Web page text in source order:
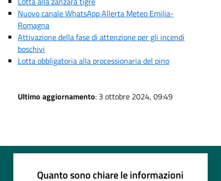
Nuovo canale WhatsApp Allerta Meteo Emilia-
Romagna
Attivazione della fase di attenzione per gli incendi
boschivi
Lotta obbligatoria alla processionaria del pino
Ultimo aggiornamento: 3 ottobre 2024, 09:49
Quanto sono chiare le informazioni